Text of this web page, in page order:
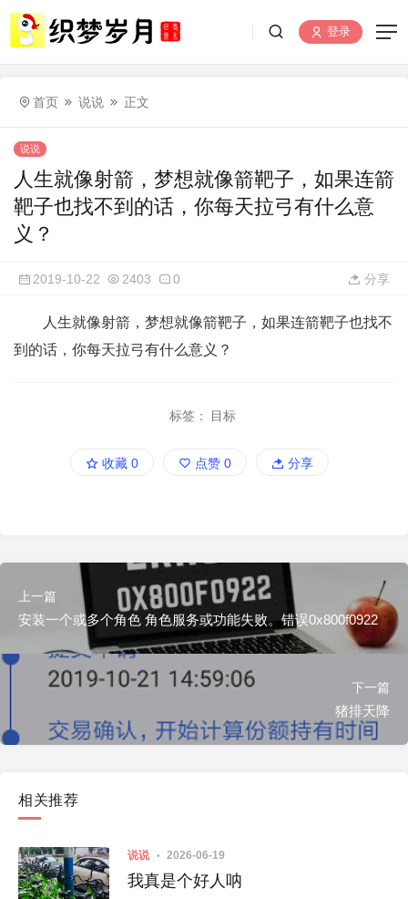
登录
首页 说说 正文
说说
人生就像射箭，梦想就像箭靶子，如果连箭
靶子也找不到的话，你每天拉弓有什么意
义？
2019-10-22 2403 0 分享
人生就像射箭，梦想就像箭靶子，如果连箭靶子也找不
到的话，你每天拉弓有什么意义？
标签： 目标
收藏 0 点赞 0 分享
上一篇
安装一个或多个角色 角色服务或功能失败。错误0x800f0922
下一篇
猪排天降
相关推荐
说说 2026-06-19
我真是个好人呐